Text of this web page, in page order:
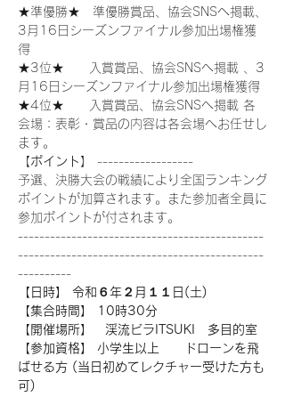
★準優勝★　準優勝賞品、協会SNSへ掲載、
3月16日シーズンファイナル参加出場権獲
得
★3位★　　入賞賞品、協会SNSへ掲載 、3
月16日シーズンファイナル参加出場権獲得
★4位★　　入賞賞品、協会SNSへ掲載 各
会場：表彰・賞品の内容は各会場へお任せし
ます。
【ポイント 】 ------------------
予選、決勝大会の戦績により全国ランキング
ポイントが加算されます。また参加者全員に
参加ポイントが付されます。
----------------------------------------------
----------------------------------------------
----------
【日時】 令和６年２月１１日(土)
【集合時間】 10時30分
【開催場所】　渓流ビラITSUKI　多目的室
【参加資格】 小学生以上　　ドローンを飛
ばせる方 (当日初めてレクチャー受けた方も
可)